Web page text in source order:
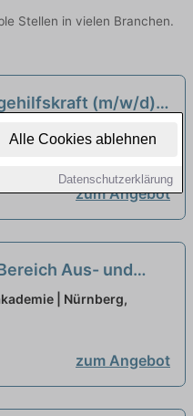
Alle Cookies ablehnen
Datenschutzerklärung
Stellen in vielen Branchen.
(m/w/d)
Innovation in Deine
Forchheim | Forchheim
zum Angebot
Aus- und
Teilzeit (m,w,d)
| Nürnberg,
zum Angebot